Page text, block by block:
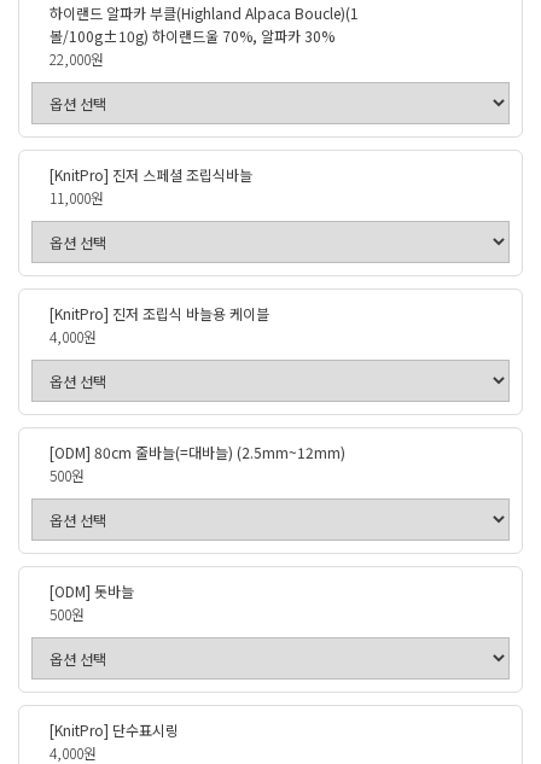
하이랜드 알파카 부클(Highland Alpaca Boucle)(1
볼/100g±10g) 하이랜드울 70%, 알파카 30%
22,000원
[KnitPro] 진저 스페셜 조립식바늘
11,000원
[KnitPro] 진저 조립식 바늘용 케이블
4,000원
[ODM] 80cm 줄바늘(=대바늘) (2.5mm~12mm)
500원
[ODM] 돗바늘
500원
[KnitPro] 단수표시링
4,000원